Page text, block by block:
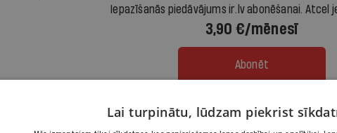
Iepazīšanās piedāvājums ir.lv abonēšanai. Atcel
3,90 €/mēnesī
Abonēt
Citas abonēšanas iespējas meklē
Lai turpinātu, lūdzam piekrist